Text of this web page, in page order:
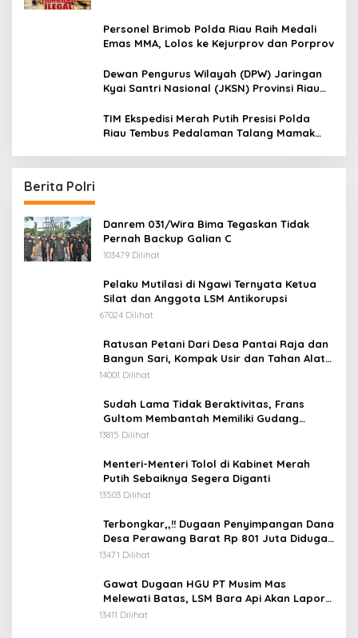
Personel Brimob Polda Riau Raih Medali
Emas MMA, Lolos ke Kejurprov dan Porprov
Dewan Pengurus Wilayah (DPW) Jaringan
Kyai Santri Nasional (JKSN) Provinsi Riau
audiensi ke Badan Kesatuan Bangsa dan
Politik (Kesbangpol) Provinsi Riau
TIM Ekspedisi Merah Putih Presisi Polda
Riau Tembus Pedalaman Talang Mamak
Berita Polri
Danrem 031/Wira Bima Tegaskan Tidak
Pernah Backup Galian C
103479 Dilihat
Pelaku Mutilasi di Ngawi Ternyata Ketua
Silat dan Anggota LSM Antikorupsi
67024 Dilihat
Ratusan Petani Dari Desa Pantai Raja dan
Bangun Sari, Kompak Usir dan Tahan Alat
Berat Milik Hanafi Cs.
14001 Dilihat
Sudah Lama Tidak Beraktivitas, Frans
Gultom Membantah Memiliki Gudang
Penimbunan BBM
13815 Dilihat
Menteri-Menteri Tolol di Kabinet Merah
Putih Sebaiknya Segera Diganti
13503 Dilihat
Terbongkar,,!! Dugaan Penyimpangan Dana
Desa Perawang Barat Rp 801 Juta Diduga
Tidak Jelas Penggunaannya
13471 Dilihat
Gawat Dugaan HGU PT Musim Mas
Melewati Batas, LSM Bara Api Akan Lapor
ke APH dan Satgas PKH
13411 Dilihat